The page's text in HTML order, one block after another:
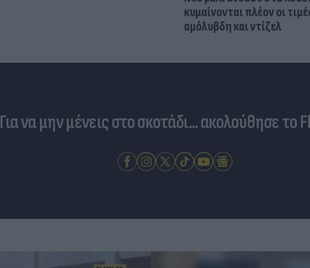
κυμαίνονται πλέον οι
αμόλυβδη και ντίζελ
Για να μην μένεις στο σκοτάδι... ακολούθησε το